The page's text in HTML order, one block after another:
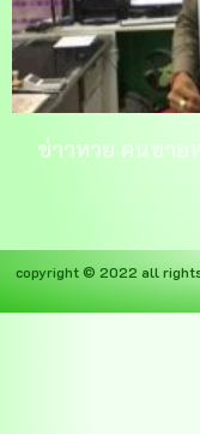
ข่าวหวย คนขาย
copyright © 2022 all